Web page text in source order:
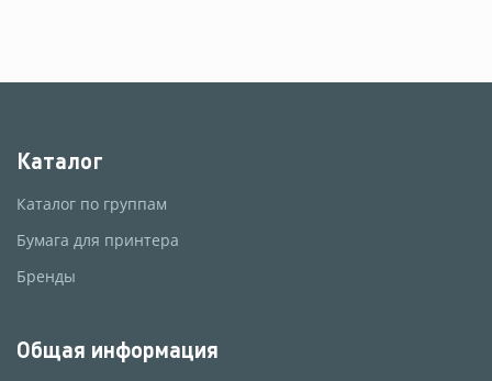
Каталог
Каталог по группам
Бумага для принтера
Бренды
Общая информация